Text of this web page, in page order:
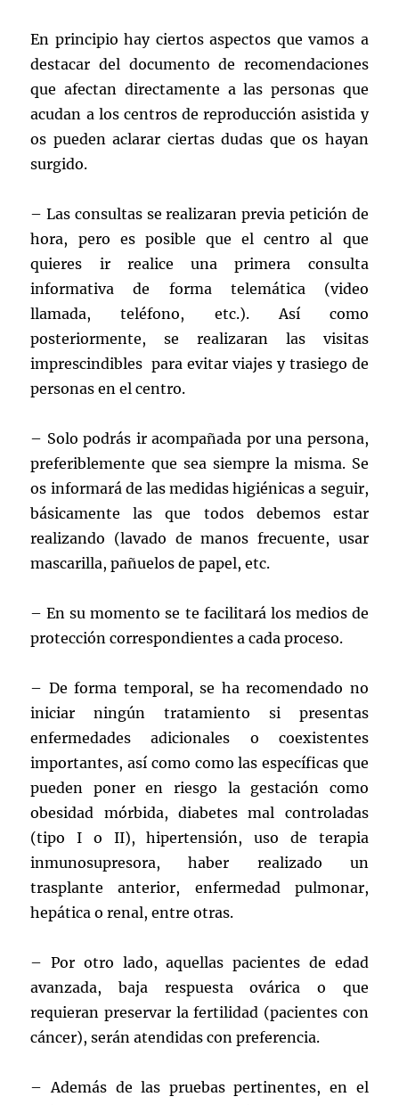
En principio hay ciertos aspectos que vamos a
destacar del documento de recomendaciones
que afectan directamente a las personas que
acudan a los centros de reproducción asistida y
os pueden aclarar ciertas dudas que os hayan
surgido.
– Las consultas se realizaran previa petición de
hora, pero es posible que el centro al que
quieres ir realice una primera consulta
informativa de forma telemática (video
llamada, teléfono, etc.). Así como
posteriormente, se realizaran las visitas
imprescindibles para evitar viajes y trasiego de
personas en el centro.
– Solo podrás ir acompañada por una persona,
preferiblemente que sea siempre la misma. Se
os informará de las medidas higiénicas a seguir,
básicamente las que todos debemos estar
realizando (lavado de manos frecuente, usar
mascarilla, pañuelos de papel, etc.
– En su momento se te facilitará los medios de
protección correspondientes a cada proceso.
– De forma temporal, se ha recomendado no
iniciar ningún tratamiento si presentas
enfermedades adicionales o coexistentes
importantes, así como como las específicas que
pueden poner en riesgo la gestación como
obesidad mórbida, diabetes mal controladas
(tipo I o II), hipertensión, uso de terapia
inmunosupresora, haber realizado un
trasplante anterior, enfermedad pulmonar,
hepática o renal, entre otras.
– Por otro lado, aquellas pacientes de edad
avanzada, baja respuesta ovárica o que
requieran preservar la fertilidad (pacientes con
cáncer), serán atendidas con preferencia.
– Además de las pruebas pertinentes, en el